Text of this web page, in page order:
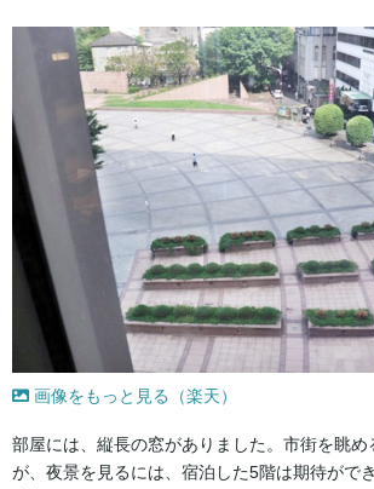
画像をもっと見る（楽天）
部屋には、縦長の窓がありました。市街を眺め
が、夜景を見るには、宿泊した5階は期待がで